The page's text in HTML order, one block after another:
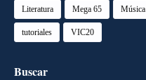
Literatura Mega 65 Música
tutoriales VIC20
Buscar